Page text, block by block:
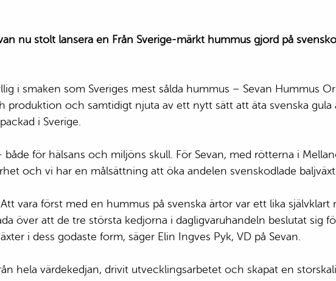
Kryddor & Smaksättning
Ris
Bulgur & Gryn
Mjöl
Nötter & Torkad Frukt
och kyckling eller sötpotatis
Sallad med hummus och
och korv eller falafel
kyckling eller portabellosvamp
Tacos med het hummus och
färs eller linser
Wrap med het hummussallad
Hummuspizza toppad med
salami eller rostad paprika
Ahmad Tea
nu stolt lansera en Från Sverige-märkt hummus gjord på
i smaken som Sveriges mest sålda hummus – Sevan Hummus
och samtidigt njuta av ett nytt sätt att äta svenska gula
i Sverige.
för hälsans och miljöns skull. För Sevan, med rötterna i
och vi har en målsättning att öka andelen svenskodlade
vara först med en hummus på svenska ärtor var ett lika
över att de tre största kedjorna i dagligvaruhandeln beslutat sig
i dess godaste form, säger Elin Ingves Pyk, VD på Sevan.
hela värdekedjan, drivit utvecklingsarbetet och skapat en